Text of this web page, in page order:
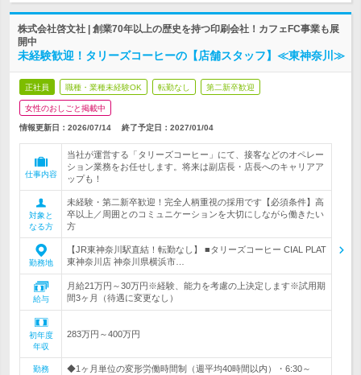
株式会社啓文社 | 創業70年以上の歴史を持つ印刷会社！カフェFC事業も展
開中
未経験歓迎！タリーズコーヒーの【店舗スタッフ】≪東神奈川≫
正社員 職種・業種未経験OK 転勤なし 第二新卒歓迎
女性のおしごと掲載中
情報更新日：2026/07/14 終了予定日： 2027/01/04
仕事内容
当社が運営する「タリーズコーヒー」にて、接客などのオペレー
ション業務をお任せします。将来は副店長・店長へのキャリアア
ップも！
対象と
なる方
未経験・第二新卒歓迎！完全人柄重視の採用です【必須条件】高
卒以上／周囲とのコミュニケーションを大切にしながら働きたい
方
勤務地
【JR東神奈川駅直結！転勤なし】 ■タリーズコーヒー CIAL PLAT
東神奈川店 神奈川県横浜市…
給与
月給21万円～30万円※経験、能力を考慮の上決定します※試用期
間3ヶ月（待遇に変更なし）
初年度
年収
283万円～400万円
勤務
◆1ヶ月単位の変形労働時間制（週平均40時間以内）・6:30～